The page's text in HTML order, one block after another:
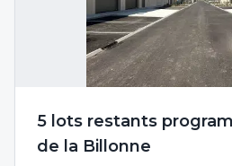
5 lots restants
de la Billonne